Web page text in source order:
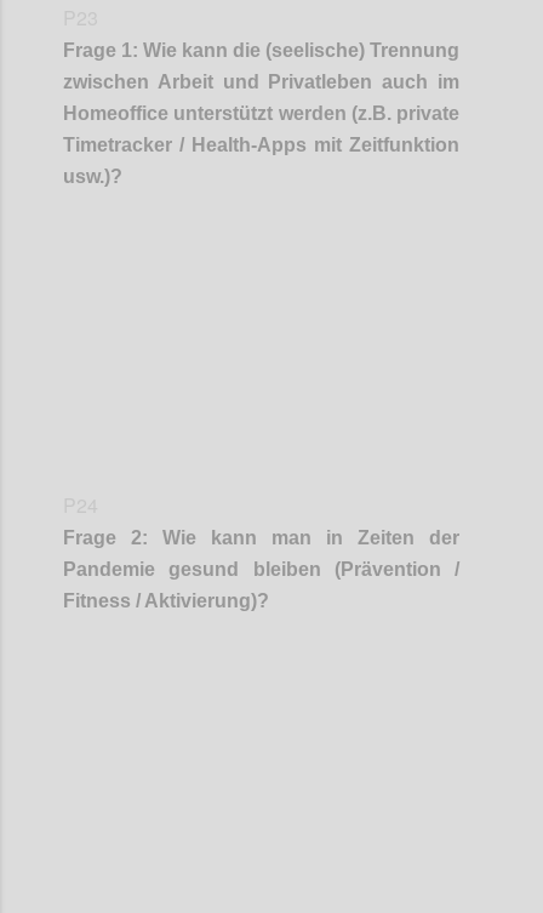
Frage 1: Wie kann die (seelische) Trennung
zwischen Arbeit und Privatleben auch im
Homeoffice unterstützt werden (z.B. private
Timetracker / Health-Apps mit Zeitfunktion
usw.)?
Frage 2: Wie kann man in Zeiten der
Pandemie gesund bleiben (Prävention /
Fitness / Aktivierung)?